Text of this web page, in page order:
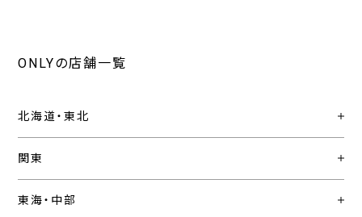
ONLYの店舗一覧
北海道・東北
関東
東海・中部